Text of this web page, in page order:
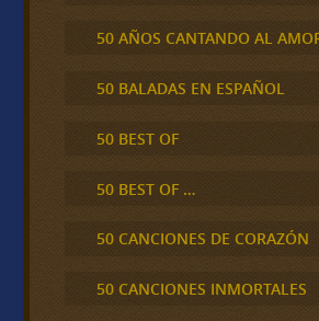
50 AÑOS CANTANDO AL
50 BALADAS EN ESPAÑOL
50 BEST OF
50 BEST OF …
50 CANCIONES DE CORAZÓN
50 CANCIONES INMORTALES